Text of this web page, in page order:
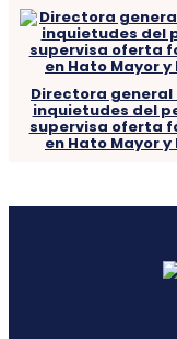
Directora general
inquietudes del
supervisa oferta
en Hato Mayor y